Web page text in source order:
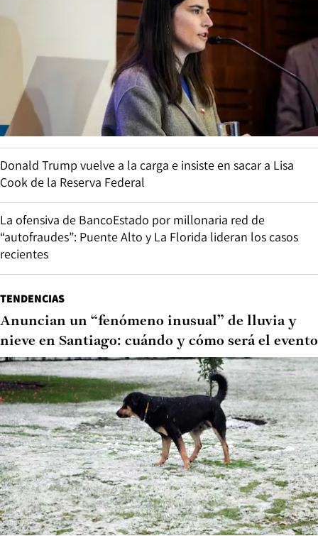
Donald Trump vuelve a la carga e insiste en sacar a Lisa
Cook de la Reserva Federal
La ofensiva de BancoEstado por millonaria red de
“autofraudes”: Puente Alto y La Florida lideran los casos
recientes
TENDENCIAS
Anuncian un “fenómeno inusual” de lluvia y
nieve en Santiago: cuándo y cómo será el evento